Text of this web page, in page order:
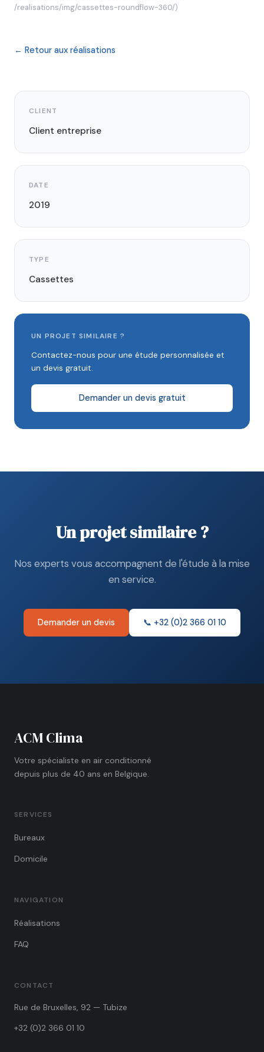
/realisations/img/cassettes-roundflow-360/)
← Retour aux réalisations
CLIENT
Client entreprise
DATE
2019
TYPE
Cassettes
UN PROJET SIMILAIRE ?
Contactez-nous pour une étude personnalisée et
un devis gratuit.
Demander un devis gratuit
Un projet similaire ?
Nos experts vous accompagnent de l'étude à la mise
en service.
Demander un devis 📞 +32 (0)2 366 01 10
ACM Clima
Votre spécialiste en air conditionné
depuis plus de 40 ans en Belgique.
SERVICES
Bureaux
Domicile
NAVIGATION
Réalisations
FAQ
CONTACT
Rue de Bruxelles, 92 — Tubize
+32 (0)2 366 01 10